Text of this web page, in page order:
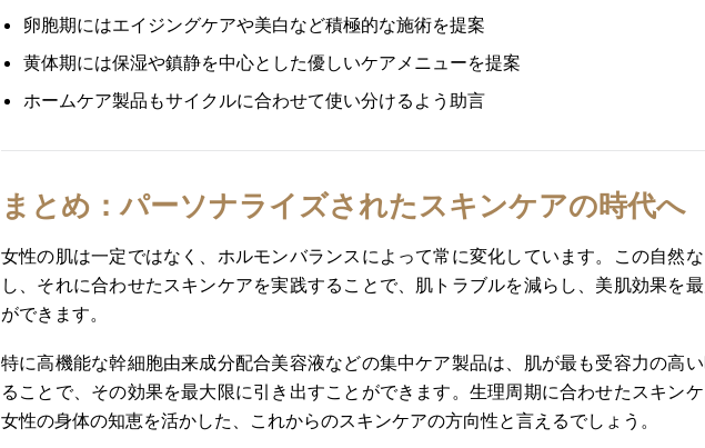
卵胞期にはエイジングケアや美白など積極的な施術を提案
黄体期には保湿や鎮静を中心とした優しいケアメニューを提案
ホームケア製品もサイクルに合わせて使い分けるよう助言
まとめ：パーソナライズされたスキンケアの時代へ
女性の肌は一定ではなく、ホルモンバランスによって常に変化しています。この自然
し、それに合わせたスキンケアを実践することで、肌トラブルを減らし、美肌効果を
ができます。
特に高機能な幹細胞由来成分配合美容液などの集中ケア製品は、肌が最も受容力の高
ることで、その効果を最大限に引き出すことができます。生理周期に合わせたスキン
女性の身体の知恵を活かした、これからのスキンケアの方向性と言えるでしょう。